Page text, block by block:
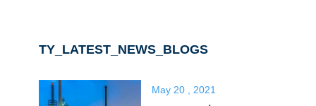
TY_LATEST_NEWS_BLOGS
May 20 , 2021